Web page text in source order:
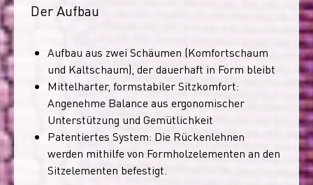
Der Aufbau
Aufbau aus zwei Schäumen (Komfortschaum
und Kaltschaum), der dauerhaft in Form bleibt
Mittelharter, formstabiler Sitzkomfort:
Angenehme Balance aus ergonomischer
Unterstützung und Gemütlichkeit
Patentiertes System: Die Rückenlehnen
werden mithilfe von Formholzelementen an den
Sitzelementen befestigt.